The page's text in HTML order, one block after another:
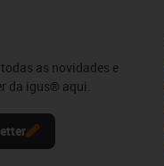
as novidades e
da igus® aqui.